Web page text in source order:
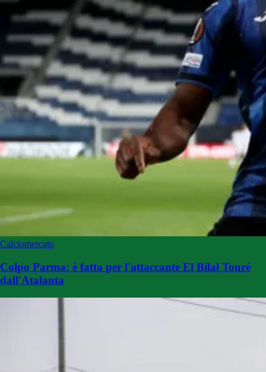
Calciomercato
Colpo Parma: è fatta per l'attaccante El Bilal Touré
dall'Atalanta